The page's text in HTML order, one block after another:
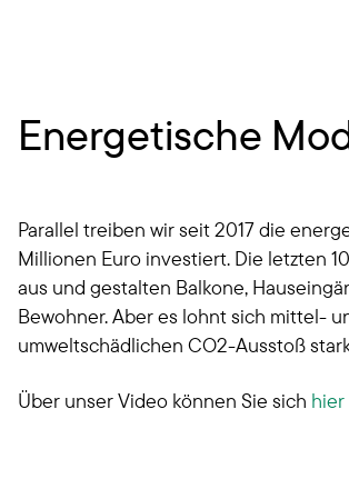
Energetische
Parallel treiben wir seit 2017 die
Millionen Euro investiert. Die letzten
aus und gestalten Balkone,
Bewohner. Aber es lohnt sich mittel-
umweltschädlichen CO2-Ausstoß
Über unser Video können Sie sich hier